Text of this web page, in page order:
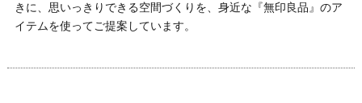
きに、思いっきりできる空間づくりを、身近な『無印良品』のア
イテムを使ってご提案しています。